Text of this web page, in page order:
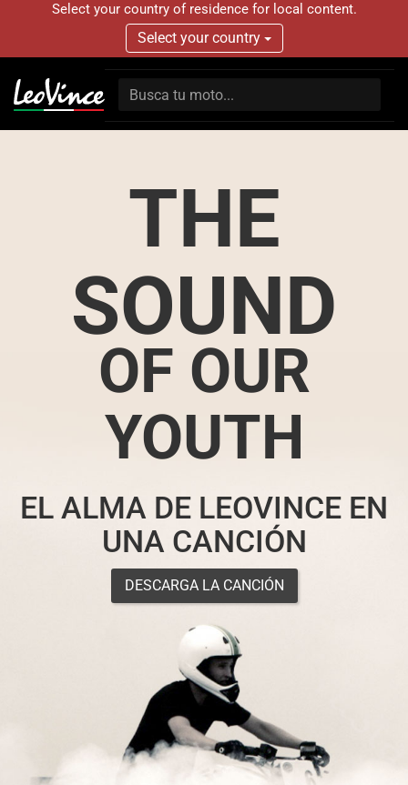
Select your country of residence for local content.
Select your country
THE
SOUND
OF OUR
YOUTH
EL ALMA DE LEOVINCE EN
UNA CANCIÓN
DESCARGA LA CANCIÓN